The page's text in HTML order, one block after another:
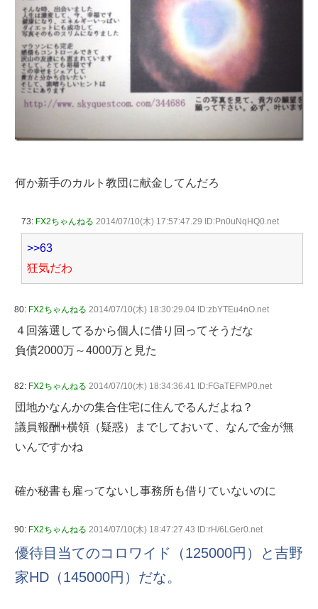
何か新手のカルト教団に献金してんだろ
73: FX2ちゃんねる 2014/07/10(木) 17:57:47.29 ID:Pn0uNqHQ0.net
>>63
狂気だわ
80: FX2ちゃんねる 2014/07/10(木) 18:30:29.04 ID:zbYTEu4nO.net
４回落選してるから個人に借り回ってそうだな
負債2000万～4000万と見た
82: FX2ちゃんねる 2014/07/10(木) 18:34:36.41 ID:FGaTEFMP0.net
団地かなんかの集合住宅に住んでるんだよね？
議員報酬+横領（疑惑）までしておいて、なんで金が無
いんですかね
確か秘書も雇ってないし事務所も借りていないのに
90: FX2ちゃんねる 2014/07/10(木) 18:47:27.43 ID:rH/6LGer0.net
優待目当てのコロワイド（125000円）と吉野
家HD（145000円）だな。